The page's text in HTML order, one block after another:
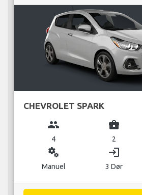
CHEVROLET SPARK
group
4
business_center
2
miscellaneous_services
Manuel
login
3 Dør